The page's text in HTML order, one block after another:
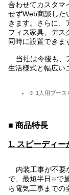
合わせてカスタマ
せずWeb商談した
きます。さらに、
フィス家具、デス
同時に設置できま
当社は今後も、
生活様式と幅広い
※ 1人用ブース
■ 商品特長
1. スピーディ
内装工事が不要
で、最短半日 ※で
ら電気工事までの